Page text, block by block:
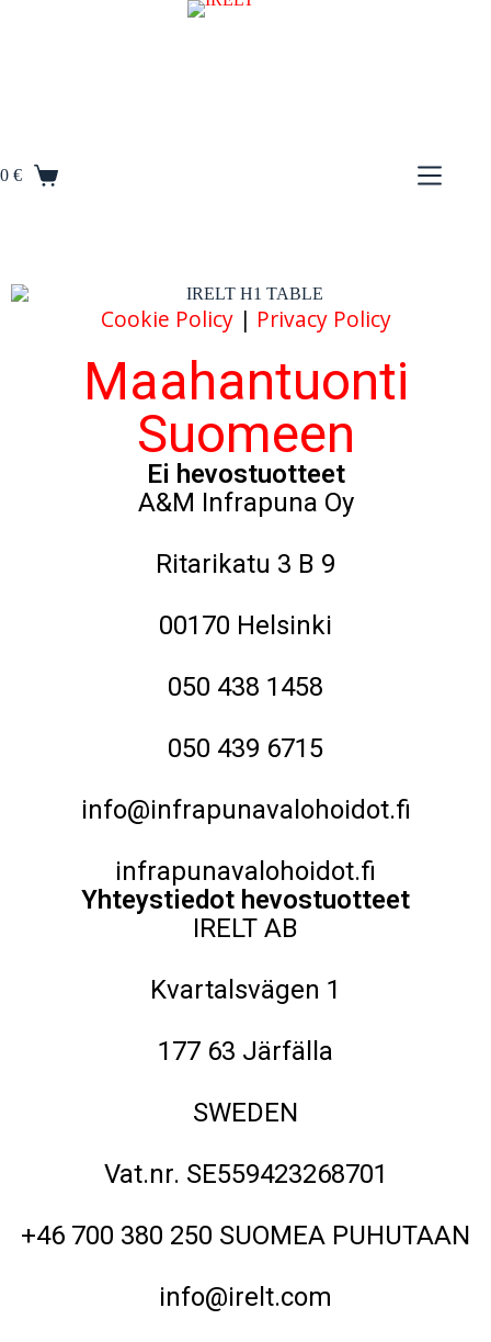
0 €
Maahantuonti
Suomeen
Ei hevostuotteet
A&M Infrapuna Oy
Ritarikatu 3 B 9
00170 Helsinki
050 438 1458
050 439 6715
info@infrapunavalohoidot.fi
infrapunavalohoidot.fi
Yhteystiedot hevostuotteet
IRELT AB
Kvartalsvägen 1
177 63 Järfälla
SWEDEN
Vat.nr. SE559423268701
+46 700 380 250 SUOMEA PUHUTAAN
info@irelt.com
Cookie Policy| Privacy Policy